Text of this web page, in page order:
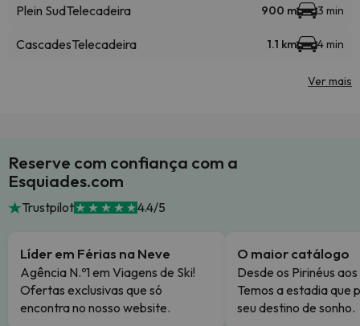
Plein SudTelecadeira 900 m 3 min
CascadesTelecadeira 1.1 km 4 min
Ver mais
Reserve com confiança com a
Esquiades.com
Trustpilot 4.4/5
Líder em Férias na Neve
Agência N.º1 em Viagens de Ski!
Ofertas exclusivas que só
encontra no nosso website.
O maior catálogo
Desde os Pirinéus
Temos a estadia que
seu destino de sonho.